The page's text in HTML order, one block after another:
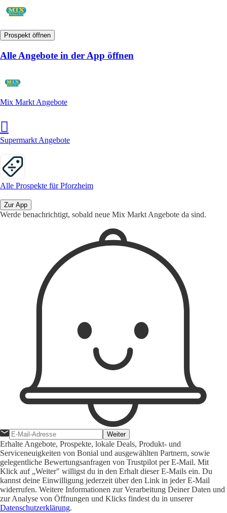
Prospekt öffnen
Alle Angebote in der App öffnen
Mix Markt Angebote
Supermarkt Angebote
Alle Prospekte für Pforzheim
Zur App
Werde benachrichtigt, sobald neue Mix Markt Angebote da sind.
Weiter
Erhalte Angebote, Prospekte, lokale Deals, Produkt- und
Serviceneuigkeiten von Bonial und ausgewählten Partnern, sowie
gelegentliche Bewertungsanfragen von Trustpilot per E-Mail. Mit
Klick auf „Weiter" willigst du in den Erhalt dieser E-Mails ein. Du
kannst deine Einwilligung jederzeit über den Link in jeder E-Mail
widerrufen. Weitere Informationen zur Verarbeitung Deiner Daten und
zur Analyse von Öffnungen und Klicks findest du in unserer
Datenschutzerklärung.